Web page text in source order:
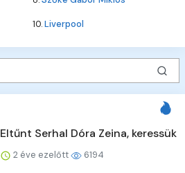
10.Liverpool
Eltűnt Serhal Dóra Zeina, keressük
2 éve ezelőtt 6194